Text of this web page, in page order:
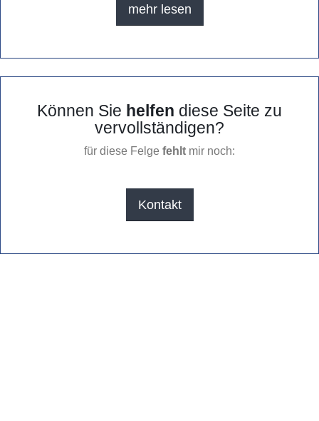
mehr lesen
Können Sie helfen diese Seite zu
vervollständigen?
für diese Felge fehlt mir noch:
Kontakt